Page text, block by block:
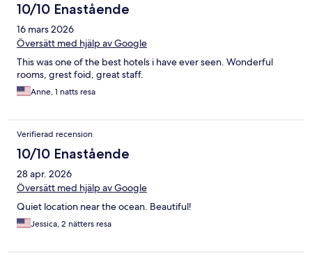
10/10 Enastående
16 mars 2026
Översätt med hjälp av Google
This was one of the best hotels i have ever seen. Wonderful
rooms, grest foid, great staff.
Anne, 1 natts resa
Verifierad recension
10/10 Enastående
28 apr. 2026
Översätt med hjälp av Google
Quiet location near the ocean. Beautiful!
Jessica, 2 nätters resa